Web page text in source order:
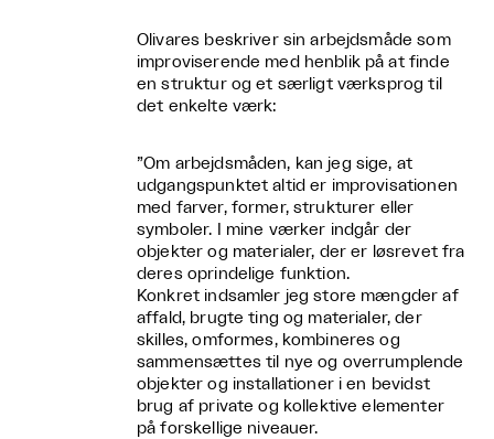
Olivares beskriver sin arbejdsmåde som
improviserende med henblik på at finde
en struktur og et særligt værksprog til
det enkelte værk:
”Om arbejdsmåden, kan jeg sige, at
udgangspunktet altid er improvisationen
med farver, former, strukturer eller
symboler. I mine værker indgår der
objekter og materialer, der er løsrevet fra
deres oprindelige funktion.
Konkret indsamler jeg store mængder af
affald, brugte ting og materialer, der
skilles, omformes, kombineres og
sammensættes til nye og overrumplende
objekter og installationer i en bevidst
brug af private og kollektive elementer
på forskellige niveauer.